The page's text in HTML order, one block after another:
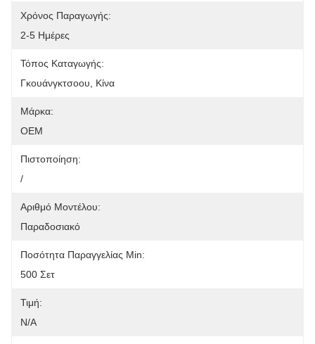
Χρόνος Παραγωγής:
2-5 Ημέρες
Τόπος Καταγωγής:
Γκουάνγκτσοου, Κίνα
Μάρκα:
OEM
Πιστοποίηση:
/
Αριθμό Μοντέλου:
Παραδοσιακό
Ποσότητα Παραγγελίας Min:
500 Σετ
Τιμή:
N/A